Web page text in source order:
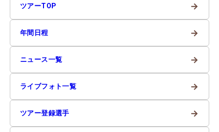
ツアーTOP →
年間日程 →
ニュース一覧 →
ライブフォト一覧 →
ツアー登録選手 →